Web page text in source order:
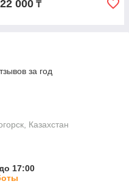
22 000 ₸
за год
Казахстан
17:00